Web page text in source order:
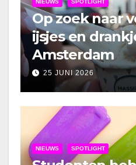
NIEUWS SPOTLIGHT
Op zoek naar
ijsjes en
Amsterdam
25 JUNI 2026
NIEUWS SPOTLIGHT